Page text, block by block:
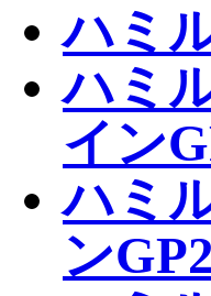
ハミ
ハミ
イン
ハミ
ン